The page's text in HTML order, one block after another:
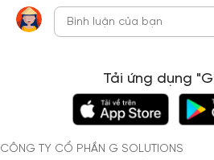
Tải ứng dụng
CÔNG TY CỔ PHẦN G SOLUTIONS